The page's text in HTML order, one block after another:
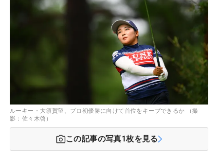
ルーキー・大須賀望。プロ初優勝に向けて首位をキープできるか （撮
影：佐々木啓）
この記事の写真1枚を見る